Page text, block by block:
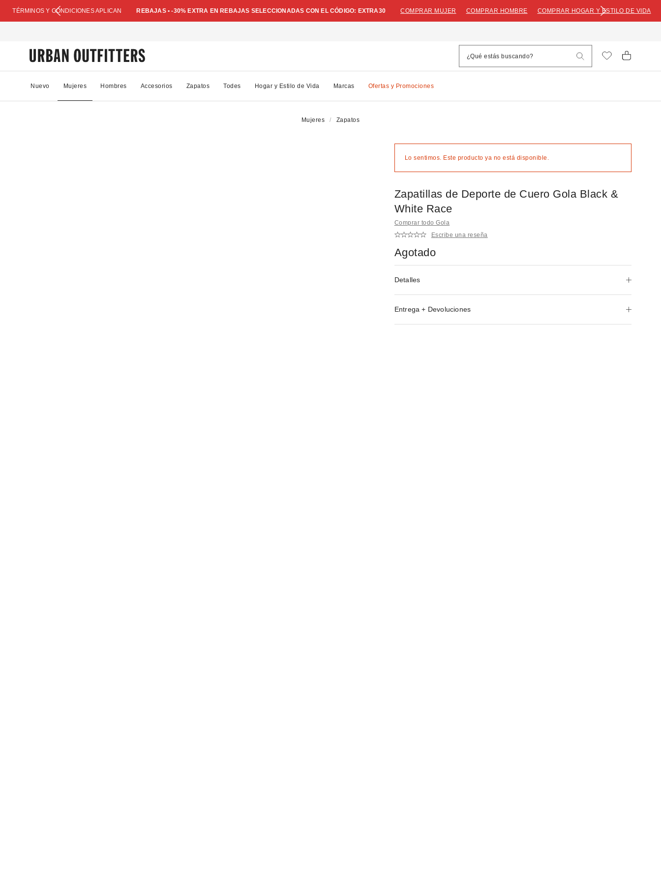
TÉRMINOS Y CONDICIONES APLICAN REBAJAS • -30% EXTRA EN REBAJAS SELECCIONADAS CON EL CÓDIGO: EXTRA30 COMPRAR MUJER COMPRAR HOMBRE COMPRAR HOGAR Y ESTILO DE VIDA
Nuevo Mujeres Hombres Accesorios Zapatos Todes Hogar y Estilo de Vida Marcas Ofertas y Promociones
Mujeres Zapatos
Lo sentimos. Este producto ya no está disponible.
Zapatillas de Deporte de Cuero Gola Black &
White Race
Comprar todo Gola
Escribe una reseña
Agotado
Detalles
Entrega + Devoluciones